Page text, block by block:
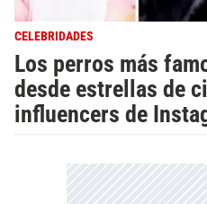
CELEBRIDADES
Los perros más
desde estrellas de
influencers de